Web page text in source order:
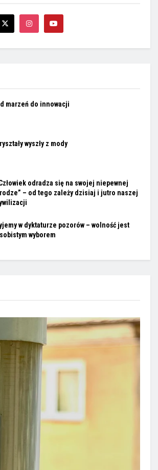
marzeń do innowacji
wyszły z mody
odradza się na swojej niepewnej
– od tego zależy dzisiaj i jutro naszej
w dyktaturze pozorów – wolność jest
wyborem